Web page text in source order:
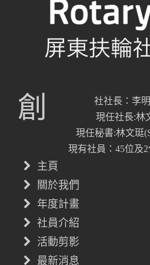
創
社社長：李
現任社長:林
現任秘書:林文珽
現有社員：45位及
主頁
關於我們
年度計畫
社員介紹
活動剪影
最新消息